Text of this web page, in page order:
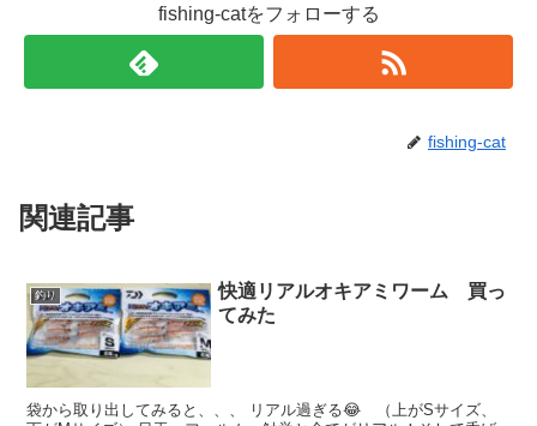
fishing-catをフォローする
fishing-cat
関連記事
釣り
快適リアルオキアミワーム 買っ
てみた
袋から取り出してみると、、、 リアル過ぎる😂 （上がSサイズ、